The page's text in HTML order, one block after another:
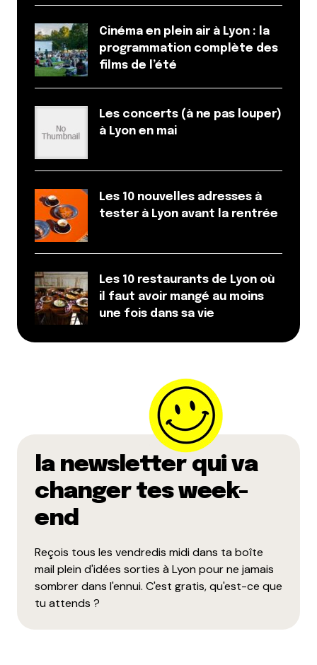
Cinéma en plein air à Lyon : la
programmation complète des
films de l’été
Les concerts (à ne pas louper)
à Lyon en mai
Les 10 nouvelles adresses à
tester à Lyon avant la rentrée
Les 10 restaurants de Lyon où
il faut avoir mangé au moins
une fois dans sa vie
la newsletter qui va
changer tes week-
end
Reçois tous les vendredis midi dans ta boîte
mail plein d'idées sorties à Lyon pour ne jamais
sombrer dans l'ennui. C'est gratis, qu'est-ce que
tu attends ?